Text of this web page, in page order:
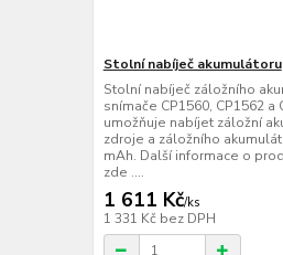
Stolní nabíječ akumulátoru
Stolní nabíječ záložního
snímače CP1560, CP1562 a
umožňuje nabíjet záložní
zdroje a záložního
mAh. Další informace o
zde ....
1 611 Kč/ks
1 331 Kč bez DPH